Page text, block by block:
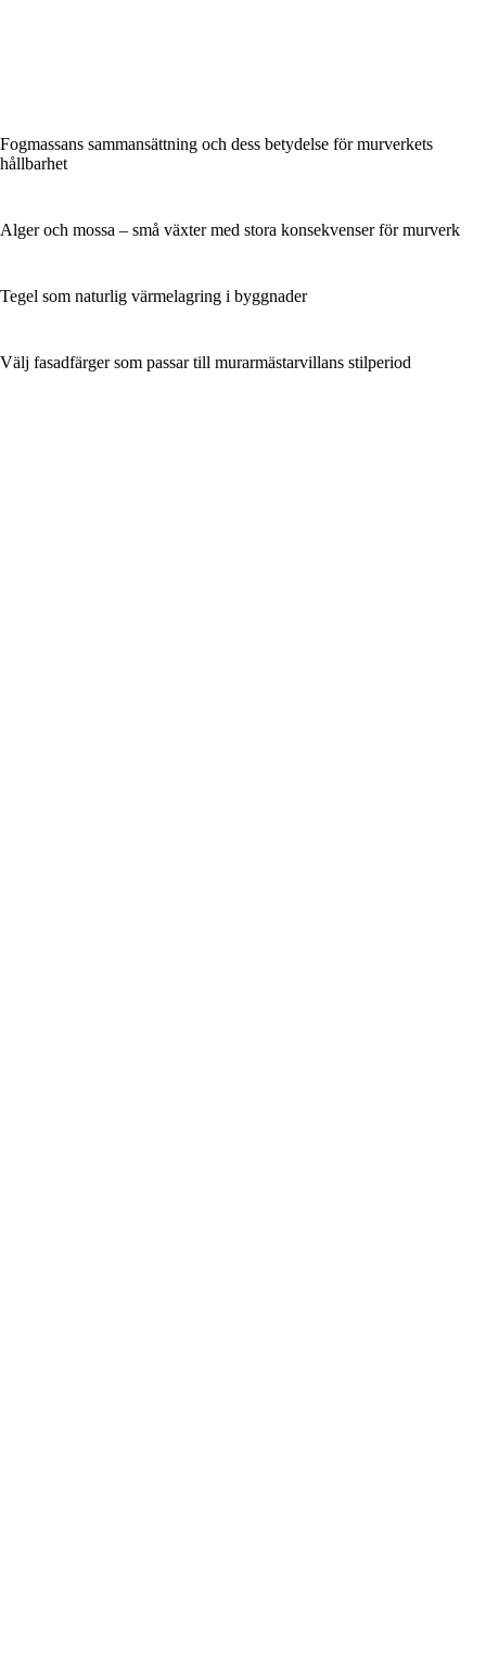
Fogmassans sammansättning och dess betydelse för murverkets
hållbarhet
Alger och mossa – små växter med stora konsekvenser för murverk
Tegel som naturlig värmelagring i byggnader
Välj fasadfärger som passar till murarmästarvillans stilperiod